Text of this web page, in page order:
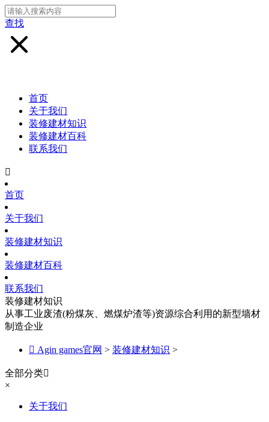
查找
首页
关于我们
装修建材知识
装修建材百科
联系我们

首页
关于我们
装修建材知识
装修建材百科
联系我们
装修建材知识
从事工业废渣(粉煤灰、燃煤炉渣等)资源综合利用的新型墙材
制造企业
 Agin games官网 > 装修建材知识 >
全部分类
×
关于我们